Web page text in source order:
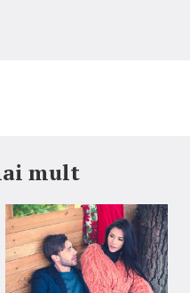
mult